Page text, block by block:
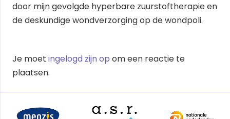
door mijn gevolgde hyperbare zuurstoftherapie en
de deskundige wondverzorging op de wondpoli.
Je moet ingelogd zijn op om een reactie te
plaatsen.